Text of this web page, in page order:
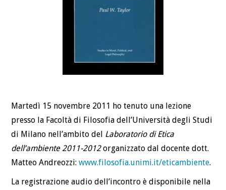
Martedì 15 novembre 2011 ho tenuto una lezione
presso la Facoltà di Filosofia dell’Università degli Studi
di Milano nell’ambito del Laboratorio di Etica
dell’ambiente 2011-2012organizzato dal docente dott.
Matteo Andreozzi:www.filosofia.unimi.it/eticambiente.
La registrazione audio dell’incontro è disponibile nella